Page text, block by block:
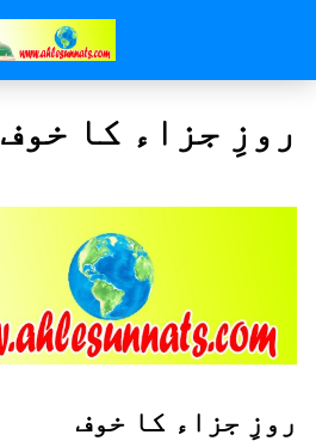
روزِ جزاء کا خوف
روزِ جزاء کا خوف